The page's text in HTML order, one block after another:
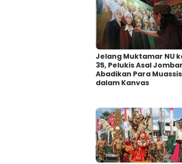
Jelang Muktamar NU
35, Pelukis Asal
Abadikan Para Muassis
dalam Kanvas